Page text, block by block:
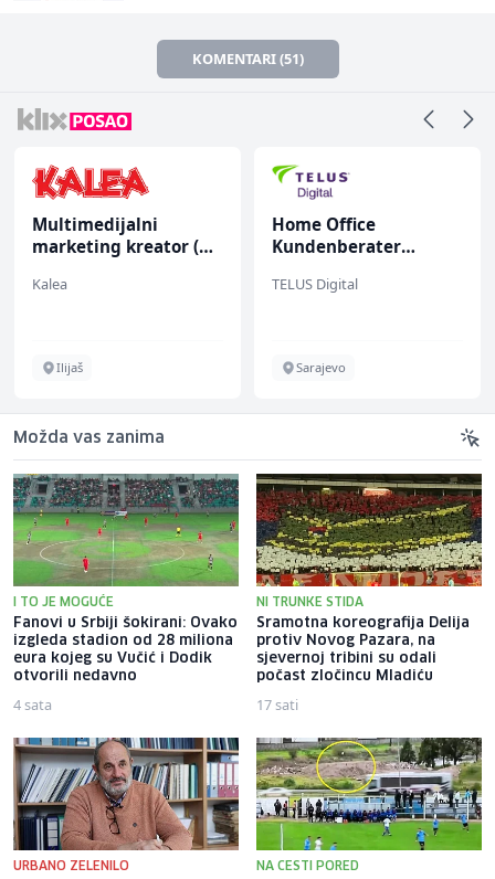
KOMENTARI (51)
Multimedijalni
marketing kreator (m/
Kalea
Ilijaš
Home Office
Kundenberater
renommiertes
TELUS Digital
Sarajevo
Možda vas zanima
I TO JE MOGUĆE
Fanovi u Srbiji šokirani: Ovako
izgleda stadion od 28 miliona
eura kojeg su Vučić i Dodik
otvorili nedavno
4 sata
NI TRUNKE STIDA
Sramotna koreografija Delija
protiv Novog Pazara, na
sjevernoj tribini su odali
počast zločincu Mladiću
17 sati
URBANO ZELENILO NA CESTI PORED